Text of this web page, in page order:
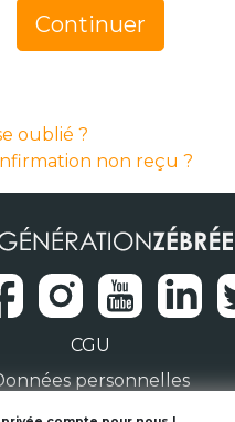
Continuer
oublié ?
non reçu ?
CGU
personnelles